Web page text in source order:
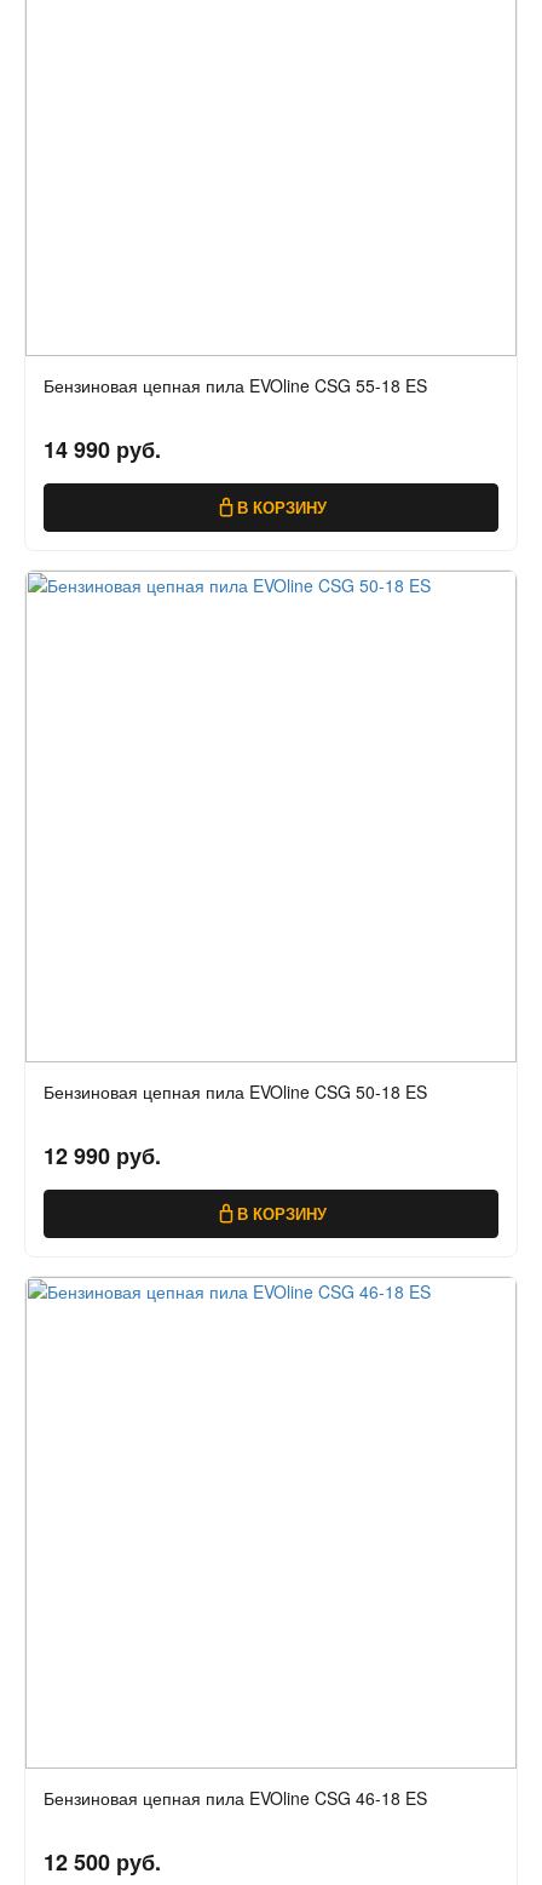
Бензиновая цепная пила EVOline CSG 55-18 ES
14 990 руб.
В КОРЗИНУ
Бензиновая цепная пила EVOline CSG 50-18 ES
12 990 руб.
В КОРЗИНУ
Бензиновая цепная пила EVOline CSG 46-18 ES
12 500 руб.